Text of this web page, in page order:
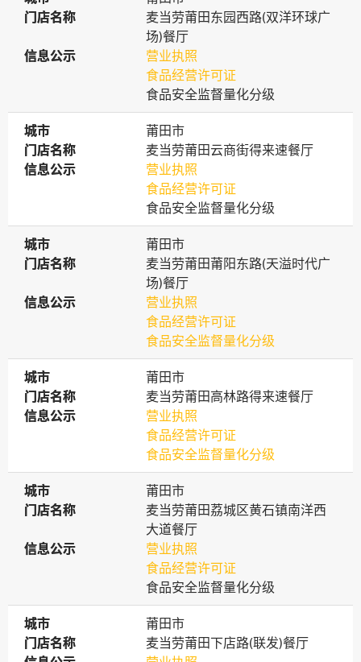
门店名称
门店名称
麦当劳莆田东园西路(双洋环球广
场)餐厅
信息公示
信息公示
营业执照
食品经营许可证
食品安全监督量化分级
城市
城市
莆田市
门店名称
门店名称
麦当劳莆田云商街得来速餐厅
信息公示
信息公示
营业执照
食品经营许可证
食品安全监督量化分级
城市
城市
莆田市
门店名称
门店名称
麦当劳莆田莆阳东路(天溢时代广
场)餐厅
信息公示
信息公示
营业执照
食品经营许可证
食品安全监督量化分级
城市
城市
莆田市
门店名称
门店名称
麦当劳莆田高林路得来速餐厅
信息公示
信息公示
营业执照
食品经营许可证
食品安全监督量化分级
城市
城市
莆田市
门店名称
门店名称
麦当劳莆田荔城区黄石镇南洋西
大道餐厅
信息公示
信息公示
营业执照
食品经营许可证
食品安全监督量化分级
城市
城市
莆田市
门店名称
门店名称
麦当劳莆田下店路(联发)餐厅